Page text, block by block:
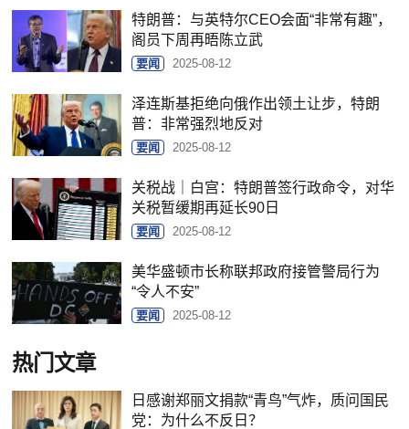
特朗普：与英特尔CEO会面“非常有趣”，
阁员下周再晤陈立武
要闻 2025-08-12
泽连斯基拒绝向俄作出领土让步，特朗
普：非常强烈地反对
要闻 2025-08-12
关税战｜白宫：特朗普签行政命令，对华
关税暂缓期再延长90日
要闻 2025-08-12
美华盛顿市长称联邦政府接管警局行为
“令人不安”
要闻 2025-08-12
热门文章
日感谢郑丽文捐款“青鸟”气炸，质问国民
党：为什么不反日？